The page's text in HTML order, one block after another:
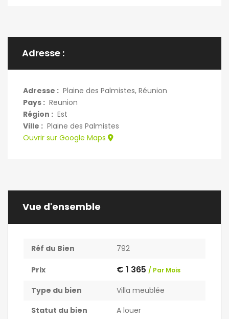
Adresse :
Adresse : Plaine des Palmistes, Réunion
Pays : Reunion
Région : Est
Ville : Plaine des Palmistes
Ouvrir sur Google Maps
Vue d'ensemble
Réf du Bien 792
Prix € 1 365 / Par Mois
Type du bien
Villa meublée
Statut du bien
A louer